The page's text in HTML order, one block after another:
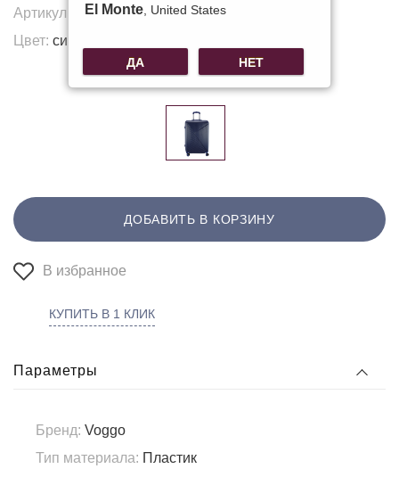
Артикул:
39-20
Цвет: синий
Другие цвета:
ДОБАВИТЬ В КОРЗИНУ
В избранное
КУПИТЬ В 1 КЛИК
Параметры
Бренд: Voggo
Тип материала: Пластик
El Monte , United States
ДА НЕТ